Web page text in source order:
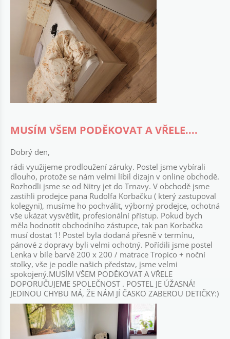
MUSÍM VŠEM PODĚKOVAT A VŘELE....
Dobrý den,
rádi využijeme prodloužení záruky. Postel jsme vybírali
dlouho, protože se nám velmi líbil dizajn v online obchodě.
Rozhodli jsme se od Nitry jet do Trnavy. V obchodě jsme
zastihli prodejce pana Rudolfa Korbačku ( který zastupoval
kolegyni), musíme ho pochválit, výborný prodejce, ochotná
vše ukázat vysvětlit, profesionální přístup. Pokud bych
měla hodnotit obchodního zástupce, tak pan Korbačka
musí dostat 1! Postel byla dodaná přesně v termínu,
pánové z dopravy byli velmi ochotný. Pořídili jsme postel
Lenka v bíle barvě 200 x 200 / matrace Tropico + noční
stolky, vše je podle našich představ, jsme velmi
spokojený.MUSÍM VŠEM PODĚKOVAT A VŘELE
DOPORUČUJEME SPOLEČNOST . POSTEL JE ÚŽASNÁ!
JEDINOU CHYBU MÁ, ŽE NÁM JÍ ČASKO ZABEROU DETIČKY:)